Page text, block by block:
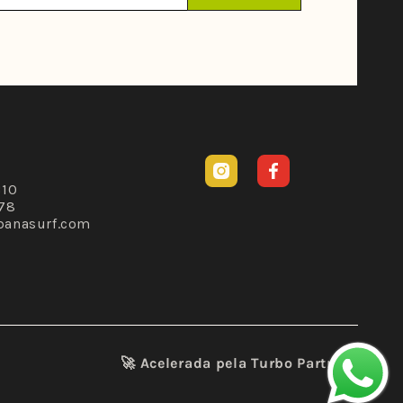
Facebook
Instagram
🚀 Acelerada pelaTurbo Partners